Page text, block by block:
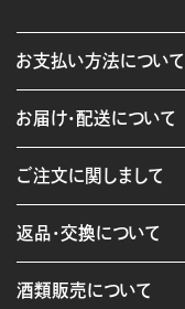
お支払い方法について
お届け・配送について
ご注文に関しまして
返品・交換について
酒類販売について